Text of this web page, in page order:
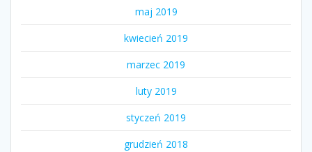
maj 2019
kwiecień 2019
marzec 2019
luty 2019
styczeń 2019
grudzień 2018